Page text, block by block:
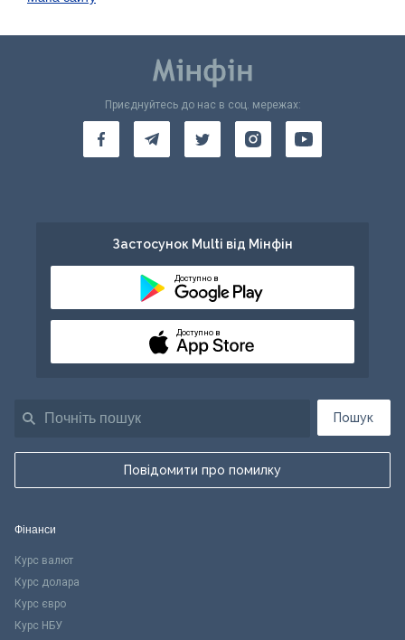
Пошук
Повідомити про помилку
Приєднуйтесь до нас в соц. мережах:
Застосунок Multi від Мінфін
Доступно в
Доступно в
Фінанси
Курс валют
Курс долара
Курс євро
Курс НБУ